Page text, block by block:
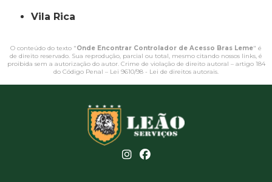
Vila Rica
O conteúdo do texto "Onde Encontrar Controlador de Acesso Bras Leme" é
de direito reservado. Sua reprodução, parcial ou total, mesmo citando nossos links, é
proibida sem a autorização do autor. Crime de violação de direito autoral – artigo 184
do Código Penal – Lei 9610/98 - Lei de direitos autorais.